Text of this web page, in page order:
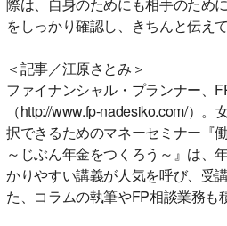
をしっかり確認し、きちんと伝え
＜記事／江原さとみ＞
ファイナンシャル・プランナー、
（http://www.fp-nadesiko.com/）
択できるためのマネーセミナー『
～じぶん年金をつくろう～』は、
かりやすい講義が人気を呼び、受
た、コラムの執筆やFP相談業務も